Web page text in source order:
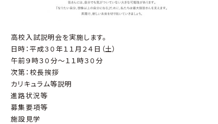
高校入試説明会を実施します。
日時：平成３０年１１月２４日（土）
午前９時３０分～１１時３０分
次第：校長挨拶
カリキュラム等説明
進路状況等
募集要項等
施設見学